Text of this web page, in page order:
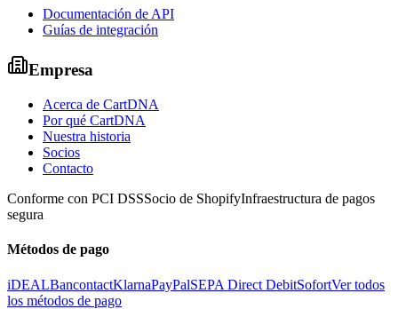
Documentación de API
Guías de integración
Empresa
Acerca de CartDNA
Por qué CartDNA
Nuestra historia
Socios
Contacto
Conforme con PCI DSSSocio de ShopifyInfraestructura de pagos
segura
Métodos de pago
iDEALBancontactKlarnaPayPalSEPA Direct DebitSofortVer todos
los métodos de pago